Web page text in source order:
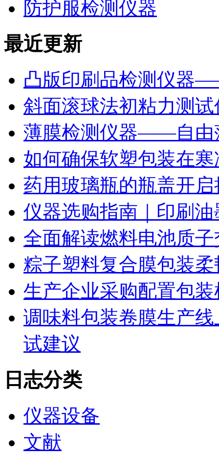
防护服检测仪器
最近更新
凸版印刷品检测仪器
斜面滚球法初粘力测
薄膜检测仪器——自由
如何确保软塑包装在
药用玻璃瓶的瓶盖开
仪器选购指南｜印刷
全面解读燃料电池质
粽子塑料复合膜包装
生产企业采购配置包
调味料包装卷膜生产
试建议
日志分类
仪器设备
文献